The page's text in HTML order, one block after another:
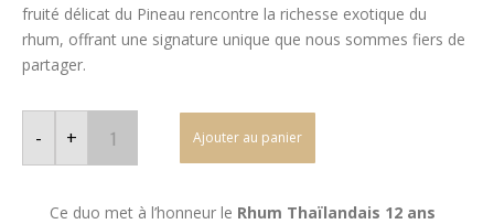
fruité délicat du Pineau rencontre la richesse exotique du
rhum, offrant une signature unique que nous sommes fiers de
partager.
-
quantité
DUO
-
12
+ Ajouter au panier
Ce duo met à l’honneur le Rhum Thaïlandais 12 ans